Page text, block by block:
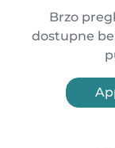
Brzo
dostupne